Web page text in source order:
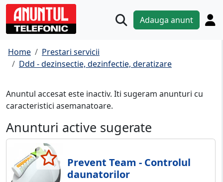
Adauga anunt
Home
Prestari servicii
Ddd - dezinsectie, dezinfectie, deratizare
Anuntul accesat este inactiv. Iti sugeram anunturi cu
caracteristici asemanatoare.
Anunturi active sugerate
Prevent Team - Controlul
daunatorilor